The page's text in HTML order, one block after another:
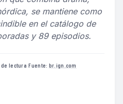
se mantiene como
en el catálogo de
y 89 episodios.
de lectura·Fuente: br.ign.com